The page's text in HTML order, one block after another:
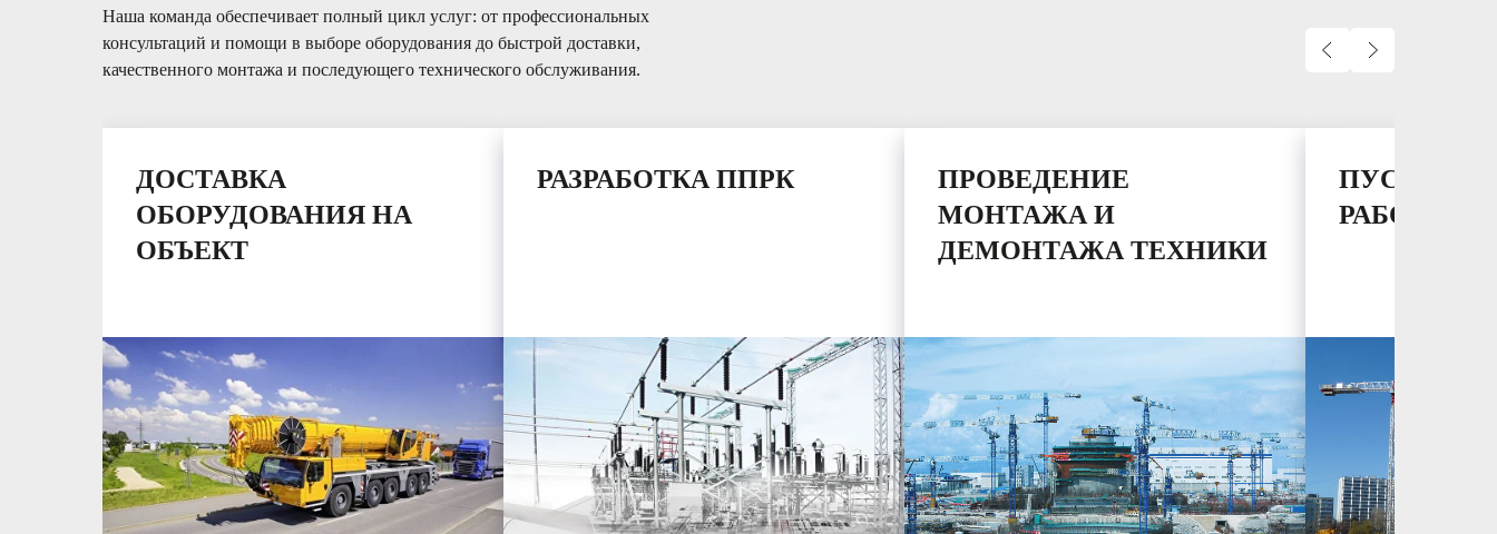
Наша команда обеспечивает полный цикл услуг: от профессиональных
консультаций и помощи в выборе оборудования до быстрой доставки,
качественного монтажа и последующего технического обслуживания.
ДОСТАВКА
ОБОРУДОВАНИЯ НА
ОБЪЕКТ
РАЗРАБОТКА ППРК
ПРОВЕДЕНИЕ
МОНТАЖА И
ДЕМОНТАЖА ТЕХНИКИ
РАБОТЫ